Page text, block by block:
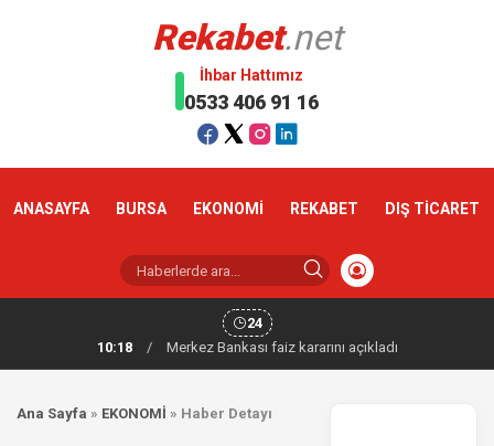
Rekabet.net
İhbar Hattımız
0533 406 91 16
ANASAYFA BURSA EKONOMİ REKABET DIŞ TİCARET
24
10:18
/ Merkez Bankası faiz kararını açıkladı
Ana Sayfa » EKONOMİ » Haber Detayı